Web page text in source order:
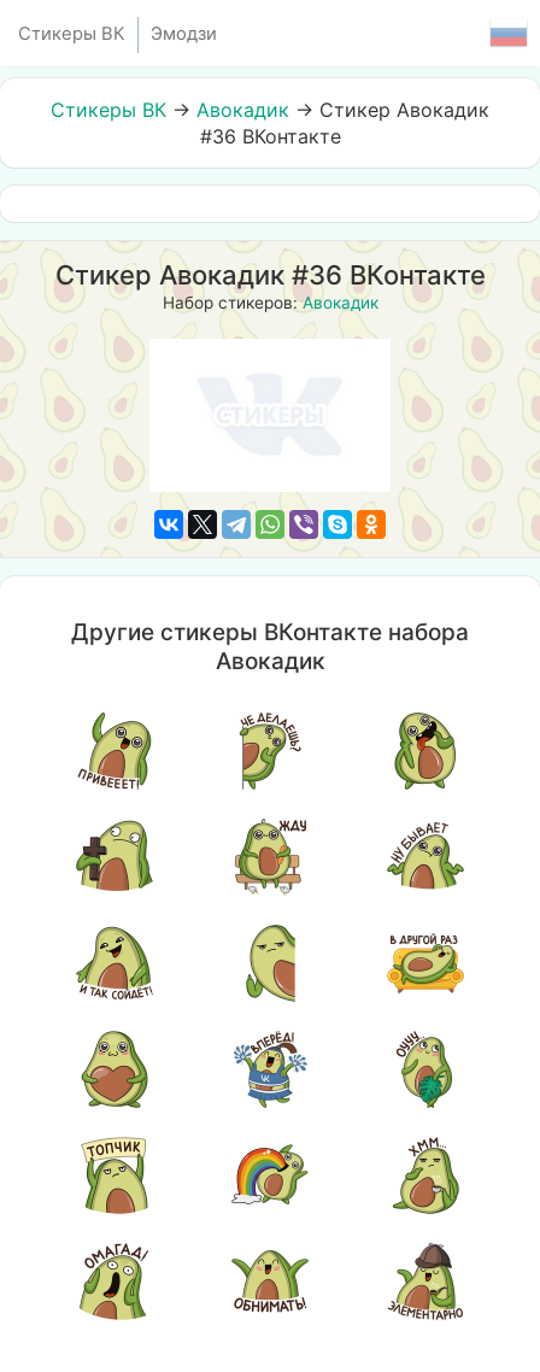
Стикеры ВК Эмодзи
Стикеры ВК → Авокадик → Стикер Авокадик
#36 ВКонтакте
Стикер Авокадик #36 ВКонтакте
Набор стикеров:Авокадик
Другие стикеры ВКонтакте набора
Авокадик